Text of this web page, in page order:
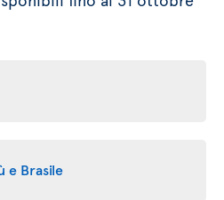
e Brasile